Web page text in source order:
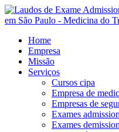
Home
Empresa
Missão
Serviços
Cursos cipa
Empresa de
Empresas de
Exames
Exames